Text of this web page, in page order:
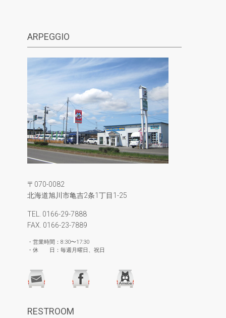
ARPEGGIO
〒070-0082
北海道旭川市亀吉2条1丁目1-25
TEL. 0166-29-7888
FAX. 0166-23-7889
・営業時間：8:30〜17:30
・休 日：毎週月曜日、祝日
RESTROOM